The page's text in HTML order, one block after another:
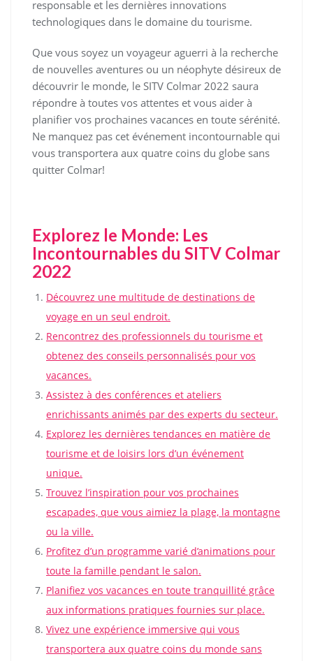
responsable et les dernières innovations
technologiques dans le domaine du tourisme.
Que vous soyez un voyageur aguerri à la recherche
de nouvelles aventures ou un néophyte désireux de
découvrir le monde, le SITV Colmar 2022 saura
répondre à toutes vos attentes et vous aider à
planifier vos prochaines vacances en toute sérénité.
Ne manquez pas cet événement incontournable qui
vous transportera aux quatre coins du globe sans
quitter Colmar!
Explorez le Monde: Les
Incontournables du SITV Colmar
2022
Découvrez une multitude de destinations de
voyage en un seul endroit.
Rencontrez des professionnels du tourisme et
obtenez des conseils personnalisés pour vos
vacances.
Assistez à des conférences et ateliers
enrichissants animés par des experts du secteur.
Explorez les dernières tendances en matière de
tourisme et de loisirs lors d’un événement
unique.
Trouvez l’inspiration pour vos prochaines
escapades, que vous aimiez la plage, la montagne
ou la ville.
Profitez d’un programme varié d’animations pour
toute la famille pendant le salon.
Planifiez vos vacances en toute tranquillité grâce
aux informations pratiques fournies sur place.
Vivez une expérience immersive qui vous
transportera aux quatre coins du monde sans